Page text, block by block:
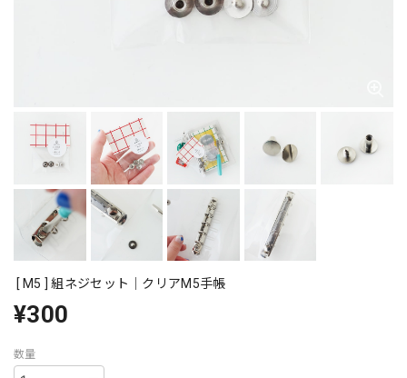
[ M5 ] 組ネジセット｜クリアM5手帳
¥300
数量